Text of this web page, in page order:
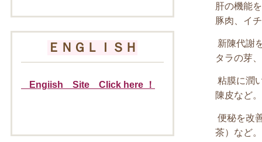
肝の機能
豚肉、イチ
新陳代謝
タラの芽
粘膜に潤
陳皮など。
便秘を改
茶）など。
ＥＮＧＬＩＳＨ
Engiish Site Click here ！